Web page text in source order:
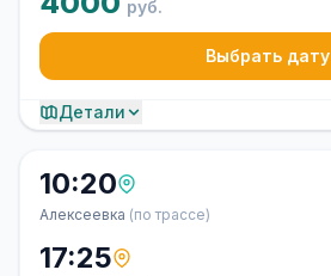
руб.
Выбрать дату
Детали
10:20
Алексеевка (по трассе)
17:25